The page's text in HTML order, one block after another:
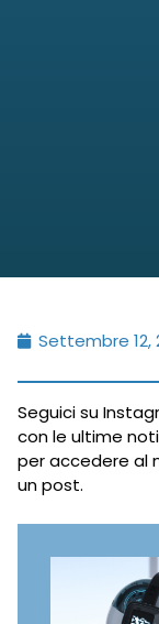
Settembre 12,
Seguici su
con le ultime
per accedere al
un post.